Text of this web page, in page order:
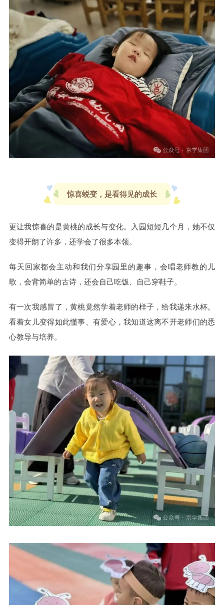
惊喜蜕变，是看得见的成长
更让我惊喜的是黄桃的成长与变化。入园短短几个月，她不仅
变得开朗了许多，还学会了很多本领。
每天回家都会主动和我们分享园里的趣事，会唱老师教的儿
歌，会背简单的古诗，还会自己吃饭、自己穿鞋子。
有一次我感冒了，黄桃竟然学着老师的样子，给我递来水杯。
看着女儿变得如此懂事、有爱心，我知道这离不开老师们的悉
心教导与培养。